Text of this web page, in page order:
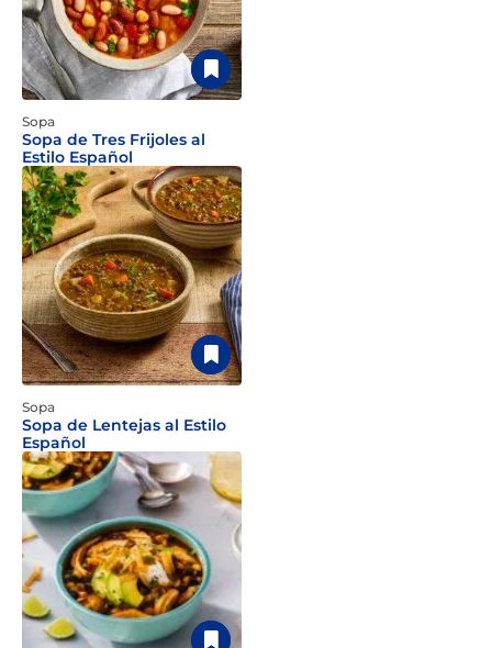
Sopa
Sopa de Tres Frijoles al
Estilo Español
Sopa
Sopa de Lentejas al Estilo
Español